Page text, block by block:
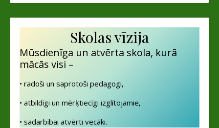
Skolas vīzija
Mūsdienīga un atvērta skola, kurā
mācās visi –
• radoši un saprotoši pedagogi,
• atbildīgi un mērķtiecīgi izglītojamie,
• sadarbībai atvērti vecāki.